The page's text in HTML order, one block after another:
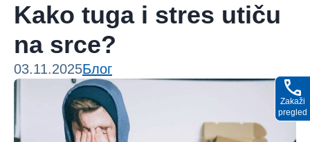
Zakaži
pregled
Kako tuga i stres utiču
na srce?
03.11.2025Блог